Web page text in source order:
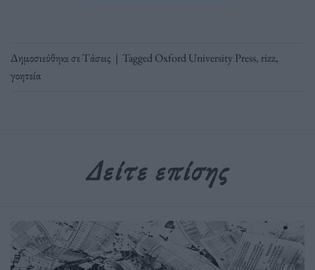
Δημοσιεύθηκε σεΤάσεις | TaggedOxford University Press, rizz,
γοητεία
Δείτε επίσης